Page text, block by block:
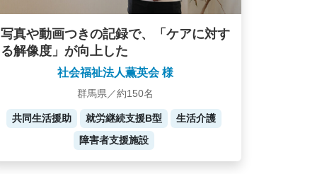
写真や動画つきの記録で、「ケアに対す
る解像度」が向上した
社会福祉法人薫英会 様
群馬県／約150名
共同生活援助 就労継続支援B型
生活介護
障害者支援施設